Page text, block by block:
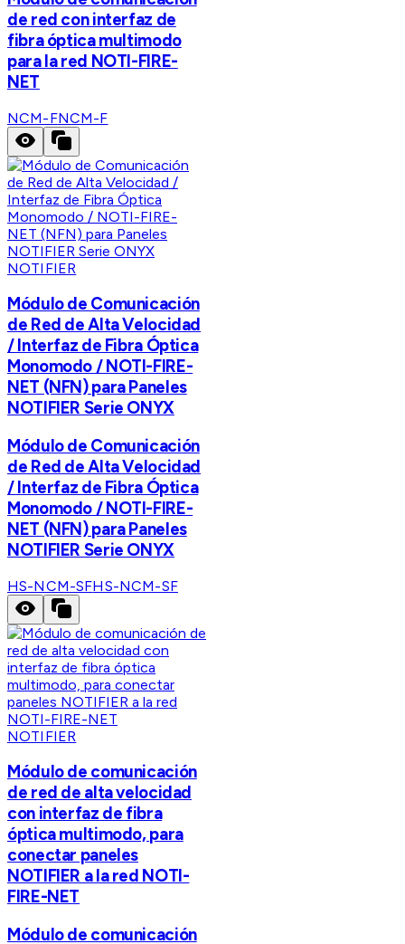
de red con interfaz de
fibra óptica multimodo
para la red NOTI-FIRE-
NET
NCM-FNCM-F
NOTIFIER
Módulo de Comunicación
de Red de Alta Velocidad
/ Interfaz de Fibra Óptica
Monomodo / NOTI-FIRE-
NET (NFN) para Paneles
NOTIFIER Serie ONYX
Módulo de Comunicación
de Red de Alta Velocidad
/ Interfaz de Fibra Óptica
Monomodo / NOTI-FIRE-
NET (NFN) para Paneles
NOTIFIER Serie ONYX
HS-NCM-SFHS-NCM-SF
NOTIFIER
Módulo de comunicación
de red de alta velocidad
con interfaz de fibra
óptica multimodo, para
conectar paneles
NOTIFIER a la red NOTI-
FIRE-NET
Módulo de comunicación